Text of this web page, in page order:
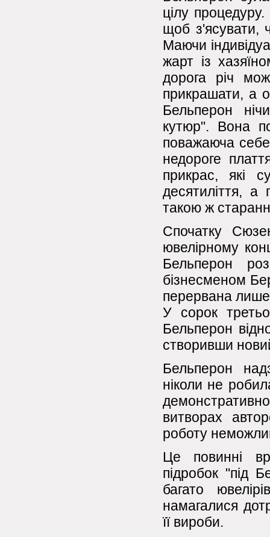
цілу
щоб з'ясувати,
Маючи
жарт із
дорога річ
прикрашати, а
Бельперон
кутюр". Вона
поважаюча
недороге
прикрас, які
десятиліття, а
такою ж
Спочатку
ювелірному
Бельперон
бізнесменом
перервана
У сорок
Бельперон
створивши
Бельперон
ніколи не
витворах
роботу
Це повинні
підробок "під
багато
намагалися
її вироби.